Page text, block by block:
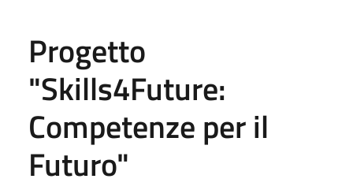
Progetto
"Skills4Future:
Competenze per il
Futuro"